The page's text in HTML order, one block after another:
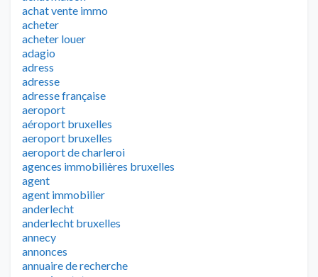
achat vente immo
acheter
acheter louer
adagio
adress
adresse
adresse française
aeroport
aéroport bruxelles
aeroport bruxelles
aeroport de charleroi
agences immobilières bruxelles
agent
agent immobilier
anderlecht
anderlecht bruxelles
annecy
annonces
annuaire de recherche